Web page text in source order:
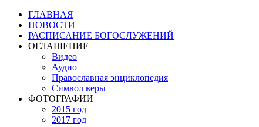
ГЛАВНАЯ
НОВОСТИ
РАСПИСАНИЕ БОГОСЛУЖЕНИЙ
ОГЛАШЕНИЕ
Видео
Аудио
Православная энциклопедия
Символ веры
ФОТОГРАФИИ
2015 год
2017 год